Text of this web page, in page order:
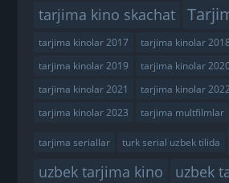
tarjima kino skachat
tarjima kinolar 2017
tarjima kinolar 2018
tarjima kinolar 2019
tarjima kinolar
tarjima kinolar 2021
tarjima kinolar 2022
tarjima kinolar 2023
tarjima multfilmlar
tarjima seriallar turk serial uzbek tilida
uzbek tarjima kino uzbek